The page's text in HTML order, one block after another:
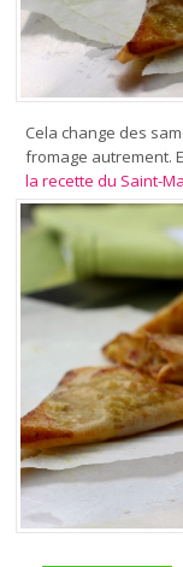
Cela change des
fromage autrement.
la recette du Saint-